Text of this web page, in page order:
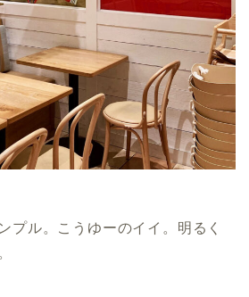
プル。こうゆーのイイ。明るく